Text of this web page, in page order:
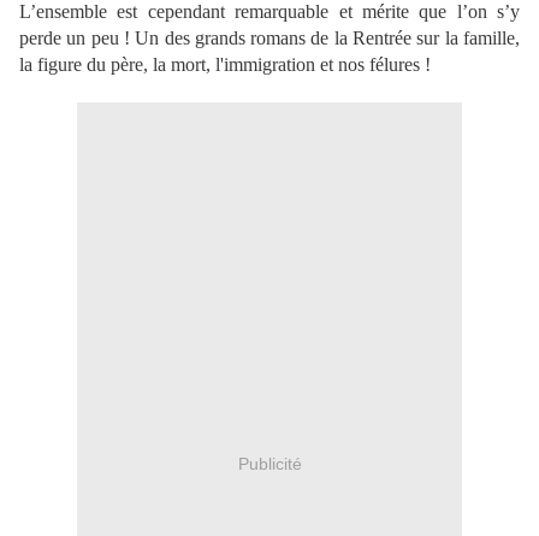
L’ensemble est cependant remarquable et mérite que l’on s’y
perde un peu ! Un des grands romans de la Rentrée sur la famille,
la figure du père, la mort, l'immigration et nos félures !
Publicité